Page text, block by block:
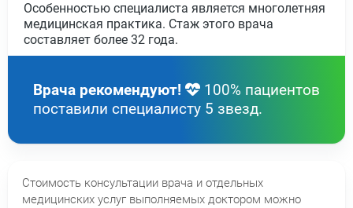
Особенностью специалиста является многолетняя
медицинская практика. Стаж этого врача
составляет более 32 года.
Врача рекомендуют!
100% пациентов
поставили специалисту 5 звезд.
Стоимость консультации врача и отдельных
медицинских услуг выполняемых доктором можно